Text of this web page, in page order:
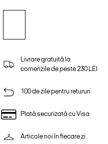
Livrare gratuită la
comenzile de peste 230 LEI
100 de zile pentru retururi
Plată securizată cu Visa
Articole noi în fiecare zi